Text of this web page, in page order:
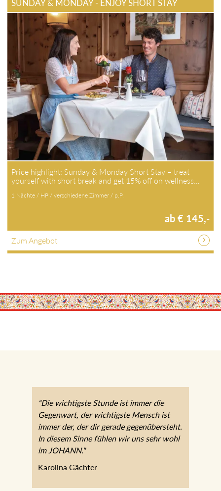
SUNDAY & MONDAY - ENJOY SHORT STAY
Price highlight: Sunday & Monday Short Stay – treat
yourself with short break and get 15% off on wellness…
1 Nächte / HP / verschiedene Zimmer / p.P.
ab € 145,-
Zum Angebot
“Die wichtigste Stunde ist immer die
Gegenwart, der wichtigste Mensch ist
immer der, der dir gerade gegenübersteht.
In diesem Sinne fühlen wir uns sehr wohl
im JOHANN."
Karolina Gächter